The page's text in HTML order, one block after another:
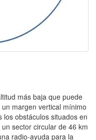
más baja que puede
margen vertical mínimo
obstáculos situados en
sector circular de 46 km
radio-ayuda para la